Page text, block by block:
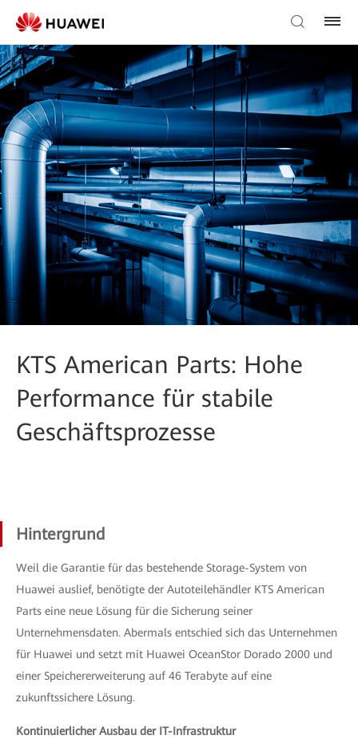
KTS American Parts: Hohe
Performance für stabile
Geschäftsprozesse
Hintergrund
Weil die Garantie für das bestehende Storage-System von
Huawei auslief, benötigte der Autoteilehändler KTS American
Parts eine neue Lösung für die Sicherung seiner
Unternehmensdaten. Abermals entschied sich das Unternehmen
für Huawei und setzt mit Huawei OceanStor Dorado 2000 und
einer Speichererweiterung auf 46 Terabyte auf eine
zukunftssichere Lösung.
Kontinuierlicher Ausbau der IT-Infrastruktur